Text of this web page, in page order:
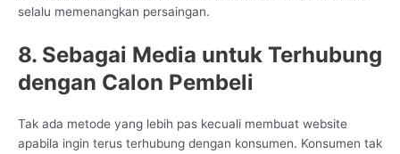
selalu memenangkan persaingan.
8. Sebagai Media untuk Terhubung
dengan Calon Pembeli
Tak ada metode yang lebih pas kecuali membuat website
apabila ingin terus terhubung dengan konsumen. Konsumen tak